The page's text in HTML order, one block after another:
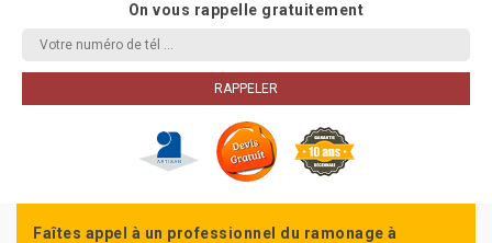
On vous rappelle gratuitement
Faîtes appel à un professionnel du ramonage à